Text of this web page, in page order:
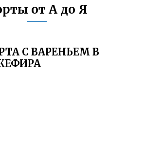
от А до Я
С ВАРЕНЬЕМ В